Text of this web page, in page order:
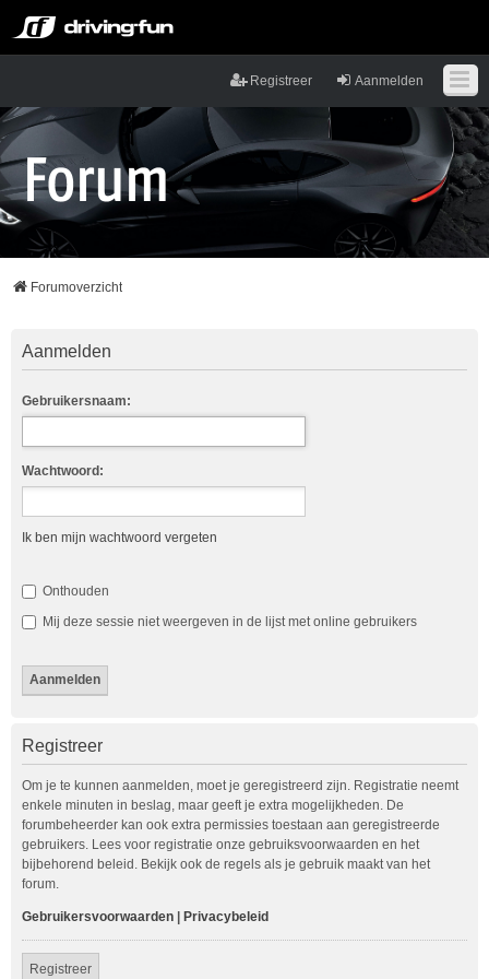
Aanmelden
Registreer
Forumoverzicht
Aanmelden
Gebruikersnaam:
Wachtwoord:
Ik ben mijn wachtwoord vergeten
Onthouden
Mij deze sessie niet weergeven in de lijst met online gebruikers
Registreer
Om je te kunnen aanmelden, moet je geregistreerd zijn. Registratie neemt
enkele minuten in beslag, maar geeft je extra mogelijkheden. De
forumbeheerder kan ook extra permissies toestaan aan geregistreerde
gebruikers. Lees voor registratie onze gebruiksvoorwaarden en het
bijbehorend beleid. Bekijk ook de regels als je gebruik maakt van het
forum.
Gebruikersvoorwaarden Privacybeleid
Registreer